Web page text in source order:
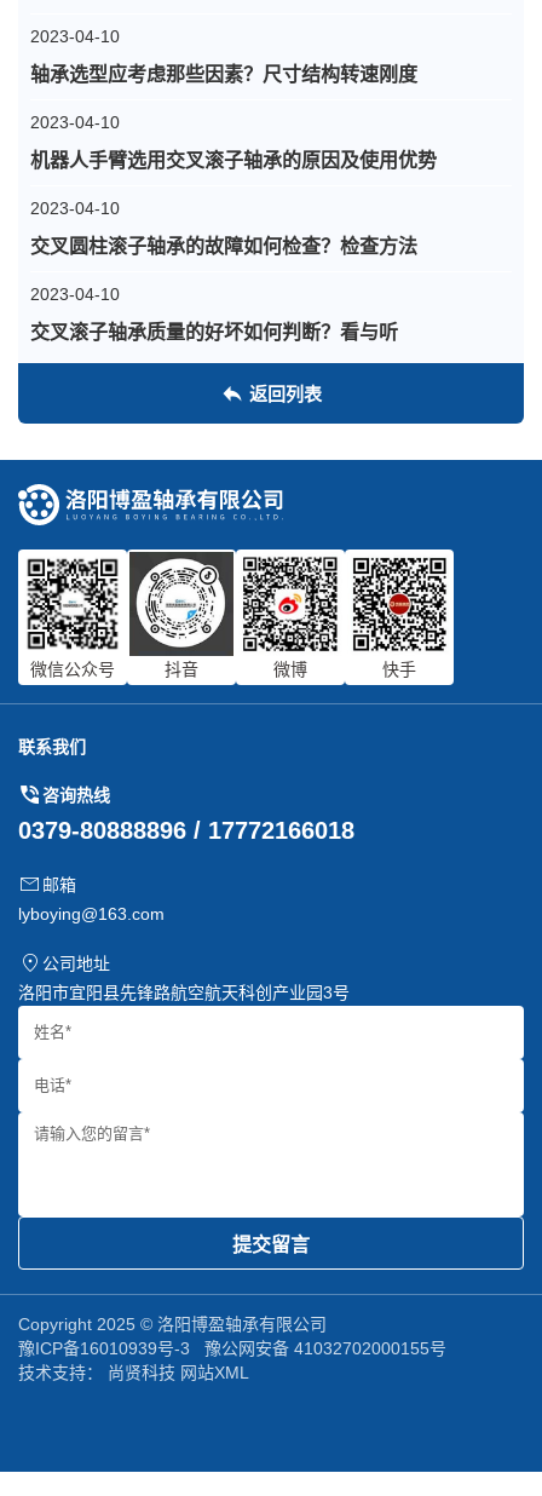
2023-04-10
轴承选型应考虑那些因素？尺寸结构转速刚度
2023-04-10
机器人手臂选用交叉滚子轴承的原因及使用优势
2023-04-10
交叉圆柱滚子轴承的故障如何检查？检查方法
2023-04-10
交叉滚子轴承质量的好坏如何判断？看与听
返回列表
微信公众号 抖音 微博 快手
联系我们
咨询热线
0379-80888896 / 17772166018
邮箱
lyboying@163.com
公司地址
洛阳市宜阳县先锋路航空航天科创产业园3号
提交留言
Copyright 2025 © 洛阳博盈轴承有限公司
豫ICP备16010939号-3
豫公网安备 41032702000155号
技术支持： 尚贤科技 网站XML